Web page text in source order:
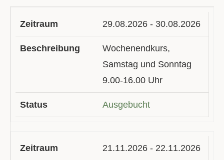
29.08.2026 - 30.08.2026
Wochenendkurs,
Samstag und Sonntag
9.00-16.00 Uhr
Ausgebucht
21.11.2026 - 22.11.2026